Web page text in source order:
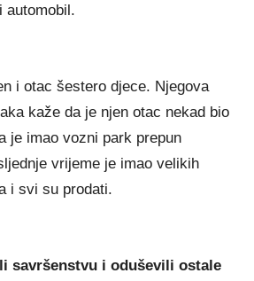
automobil.
i otac šestero djece. Njegova
kaže da je njen otac nekad bio
je imao vozni park prepun
vrijeme je imao velikih
i svi su prodati.
savršenstvu i oduševili ostale